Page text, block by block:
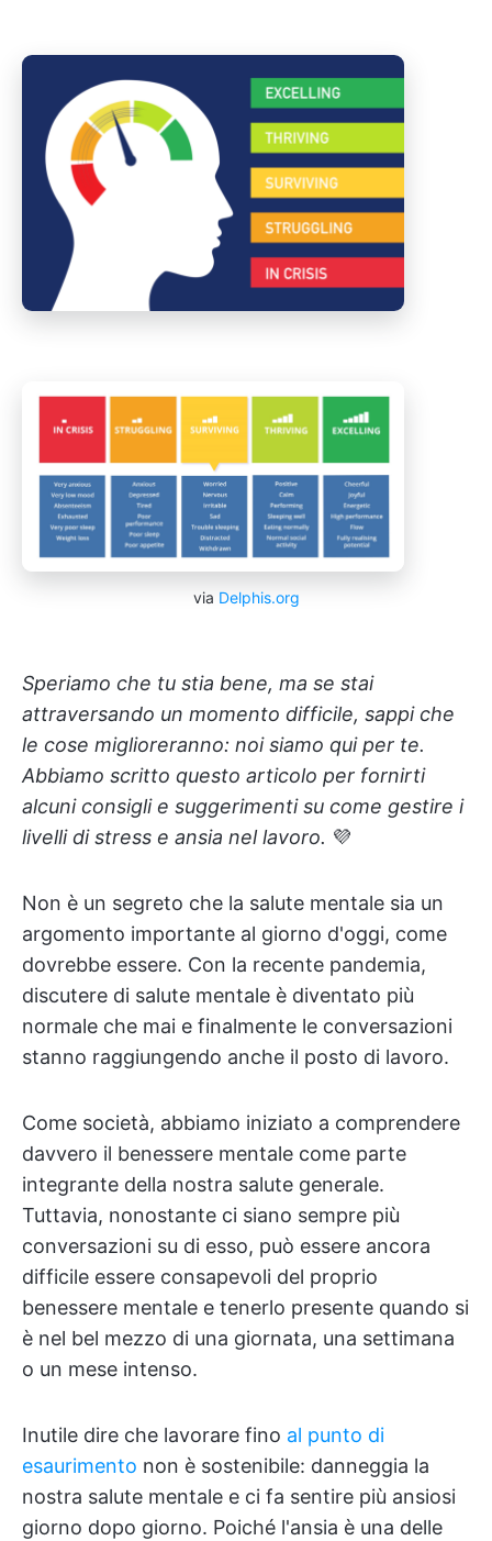
via Delphis.org
Speriamo che tu stia bene, ma se stai
attraversando un momento difficile, sappi che
le cose miglioreranno: noi siamo qui per te.
Abbiamo scritto questo articolo per fornirti
alcuni consigli e suggerimenti su come gestire i
livelli di stress e ansia nel lavoro. 💜
Non è un segreto che la salute mentale sia un
argomento importante al giorno d'oggi, come
dovrebbe essere. Con la recente pandemia,
discutere di salute mentale è diventato più
normale che mai e finalmente le conversazioni
stanno raggiungendo anche il posto di lavoro.
Come società, abbiamo iniziato a comprendere
davvero il benessere mentale come parte
integrante della nostra salute generale.
Tuttavia, nonostante ci siano sempre più
conversazioni su di esso, può essere ancora
difficile essere consapevoli del proprio
benessere mentale e tenerlo presente quando si
è nel bel mezzo di una giornata, una settimana
o un mese intenso.
Inutile dire che lavorare fino al punto di
esaurimento non è sostenibile: danneggia la
nostra salute mentale e ci fa sentire più ansiosi
giorno dopo giorno. Poiché l'ansia è una delle